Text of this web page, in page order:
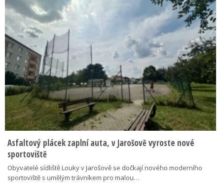
Asfaltový plácek zaplní auta, v Jarošově vyroste nové
sportoviště
Obyvatelé sídliště Louky v Jarošově se dočkají nového moderního
sportoviště s umělým trávníkem pro malou…